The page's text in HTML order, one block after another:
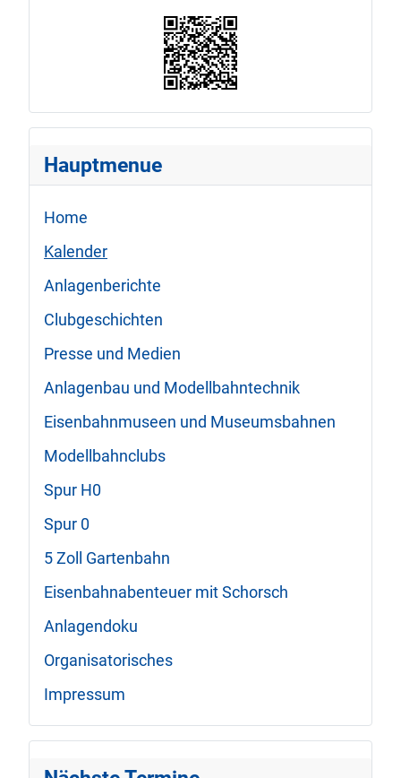
Hauptmenue
Home
Kalender
Anlagenberichte
Clubgeschichten
Presse und Medien
Anlagenbau und Modellbahntechnik
Eisenbahnmuseen und Museumsbahnen
Modellbahnclubs
Spur H0
Spur 0
5 Zoll Gartenbahn
Eisenbahnabenteuer mit Schorsch
Anlagendoku
Organisatorisches
Impressum